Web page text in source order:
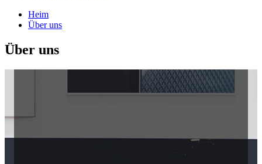
Heim
Über uns
Über uns